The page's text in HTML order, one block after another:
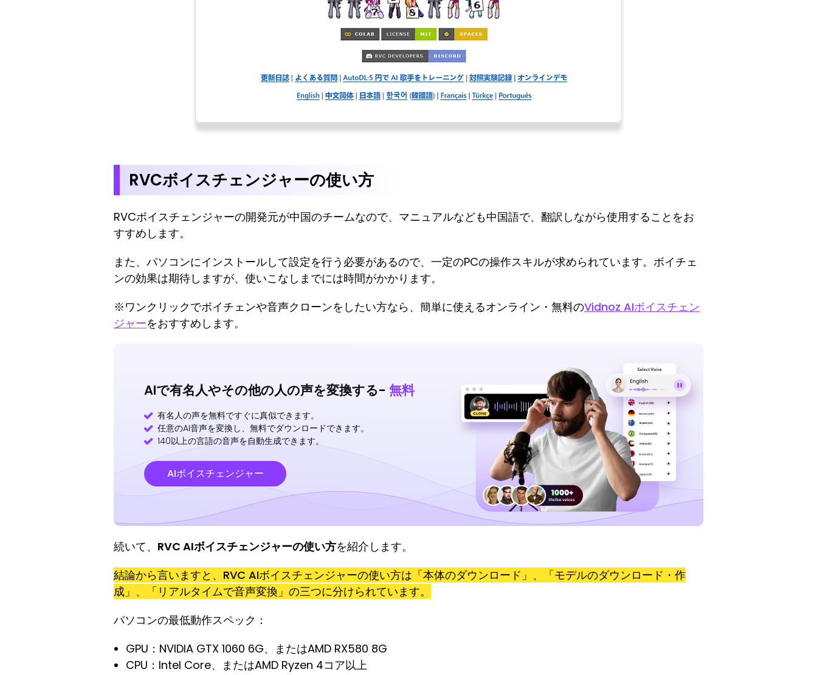
RVCボイスチェンジャーの使い方
RVCボイスチェンジャーの開発元が中国のチームなので、マニュアルなども中国語で、翻訳しながら使用することをお
すすめします。
また、パソコンにインストールして設定を行う必要があるので、一定のPCの操作スキルが求められています。ボイチェ
ンの効果は期待しますが、使いこなしまでには時間がかかります。
※ワンクリックでボイチェンや音声クローンをしたい方なら、簡単に使えるオンライン・無料のVidnoz AIボイスチェン
ジャーをおすすめします。
AIで有名人やその他の人の声を変換する- 無料
有名人の声を無料ですぐに真似できます。
任意のAI音声を変換し、無料でダウンロードできます。
140以上の言語の音声を自動生成できます。
AIボイスチェンジャー
続いて、 RVC AIボイスチェンジャーの使い方を紹介します。
結論から言いますと、RVC AIボイスチェンジャーの使い方は「本体のダウンロード」、「モデルのダウンロード・作
成」、「リアルタイムで音声変換」の三つに分けられています。
パソコンの最低動作スペック：
GPU：NVIDIA GTX 1060 6G、またはAMD RX580 8G
CPU：Intel Core、またはAMD Ryzen 4コア以上